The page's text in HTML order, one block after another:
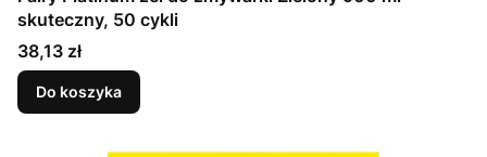
skuteczny, 50 cykli
Cena
38,13 zł
Do koszyka